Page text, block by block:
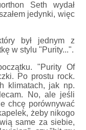
Seth wydał
jedynki, więc
był jednym z
w stylu "Purity...".
"Purity Of
Po prostu rock.
klimatach, jak np.
No, ale jeśli
chcę porównywać
żeby nikogo
same za siebie,